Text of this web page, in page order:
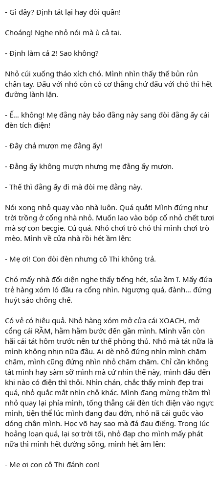
- Gì đây? Định tát lại hay đòi quần!
Choáng! Nghe nhỏ nói mà ù cả tai.
- Định làm cả 2! Sao không?
Nhỏ cúi xuống tháo xích chó. Mình nhìn thấy thế bủn rủn
chân tay. Đấu với nhỏ còn có cơ thắng chứ đấu với chó thì hết
đường lành lặn.
- Ế… không! Mẹ đằng này bảo đằng này sang đòi đằng ấy cái
đèn tích điện!
- Đây chả mượn mẹ đằng ấy!
- Đằng ấy không mượn nhưng mẹ đằng ấy mượn.
- Thế thì đằng ấy đi mà đòi mẹ đằng này.
Nói xong nhỏ quay vào nhà luôn. Quá quắt! Mình đứng như
trời trồng ở cổng nhà nhỏ. Muốn lao vào bóp cổ nhỏ chết tươi
mà sợ con becgie. Cú quá. Nhỏ chơi trò chó thì mình chơi trò
mèo. Mình về cửa nhà rồi hét ầm lên:
- Mẹ ơi! Con đòi đèn nhưng cô Thi không trả.
Chó mấy nhà đối diện nghe thấy tiếng hét, sủa ầm ĩ. Mấy đứa
trẻ hàng xóm ló đầu ra cổng nhìn. Ngượng quá, đành… đứng
huýt sáo chống chế.
Có vẻ có hiệu quả. Nhỏ hàng xóm mở cửa cái XOẠCH, mở
cổng cái RẦM, hằm hằm bước đến gần mình. Mình vẫn còn
hãi cái tát hôm trước nên tư thế phòng thủ. Nhỏ mà tát nữa là
mình không nhịn nữa đâu. Ai dè nhỏ đứng nhìn mình chăm
chăm, mình cũng đứng nhìn nhỏ chăm chăm. Chỉ cần không
tát mình hay sàm sỡ mình mà cứ nhìn thế này, mình đấu đến
khi nào có điện thì thôi. Nhìn chán, chắc thấy mình đẹp trai
quá, nhỏ quắc mắt nhìn chỗ khác. Mình đang mừng thầm thì
nhỏ quay lại phía mình, tống thẳng cái đèn tích điện vào ngực
mình, tiện thể lúc mình đang đau đớn, nhỏ nã cái guốc vào
dóng chân mình. Học võ hay sao mà đá đau điếng. Trong lúc
hoảng loạn quá, lại sợ trời tối, nhỏ đạp cho mình mấy phát
nữa thì mình hết đường sống, mình hét ầm lên:
- Mẹ ơi con cô Thi đánh con!